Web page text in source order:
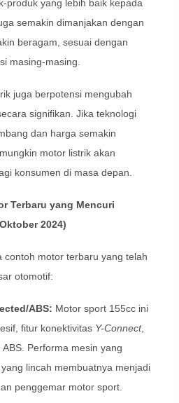
produk yang lebih baik kepada
semakin dimanjakan dengan
beragam, sesuai dengan
masing-masing.
juga berpotensi mengubah
signifikan. Jika teknologi
dan harga semakin
motor listrik akan
konsumen di masa depan.
Terbaru yang Mencuri
2024)
contoh motor terbaru yang telah
otomotif:
ABS: Motor sport 155cc ini
fitur konektivitas Y-Connect,
Performa mesin yang
lincah membuatnya menjadi
penggemar motor sport.